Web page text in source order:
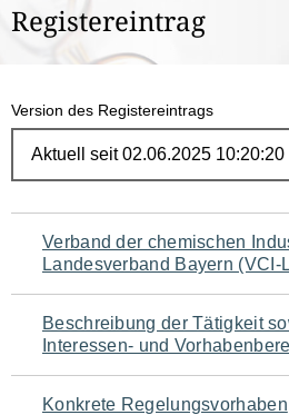
hier:
Registereintrag
Version des Registereintrags
Navigation
für
den
Seiteninhalt
Verband der chemischen
Landesverband Bayern (VCI-
Beschreibung der Tätigkeit
Interessen- und
Konkrete Regelungsvorhaben